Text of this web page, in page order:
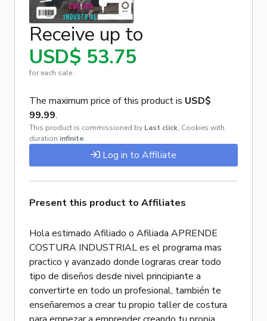
Receive up to
USD$ 53.75
for each sale
The maximum price of this product is USD$
99.99.
This product is commissioned by Last click, Cookies with
duration infinite.
Log in to Affiliate
Present this product to Affiliates
Hola estimado Afiliado o Afiliada APRENDE
COSTURA INDUSTRIAL es el programa mas
practico y avanzado donde lograras crear todo
tipo de diseños desde nivel principiante a
convertirte en todo un profesional, también te
enseñaremos a crear tu propio taller de costura